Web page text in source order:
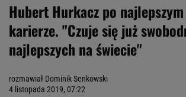
Hubert Hurkacz po
karierze. "Czuje się już
najlepszych na świecie"
rozmawiał Dominik Senkowski
4 listopada 2019, 07:22